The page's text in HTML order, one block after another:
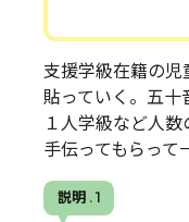
支援学級在籍の児
貼っていく。五十
１人学級など人
手伝ってもらって
説明 . 1